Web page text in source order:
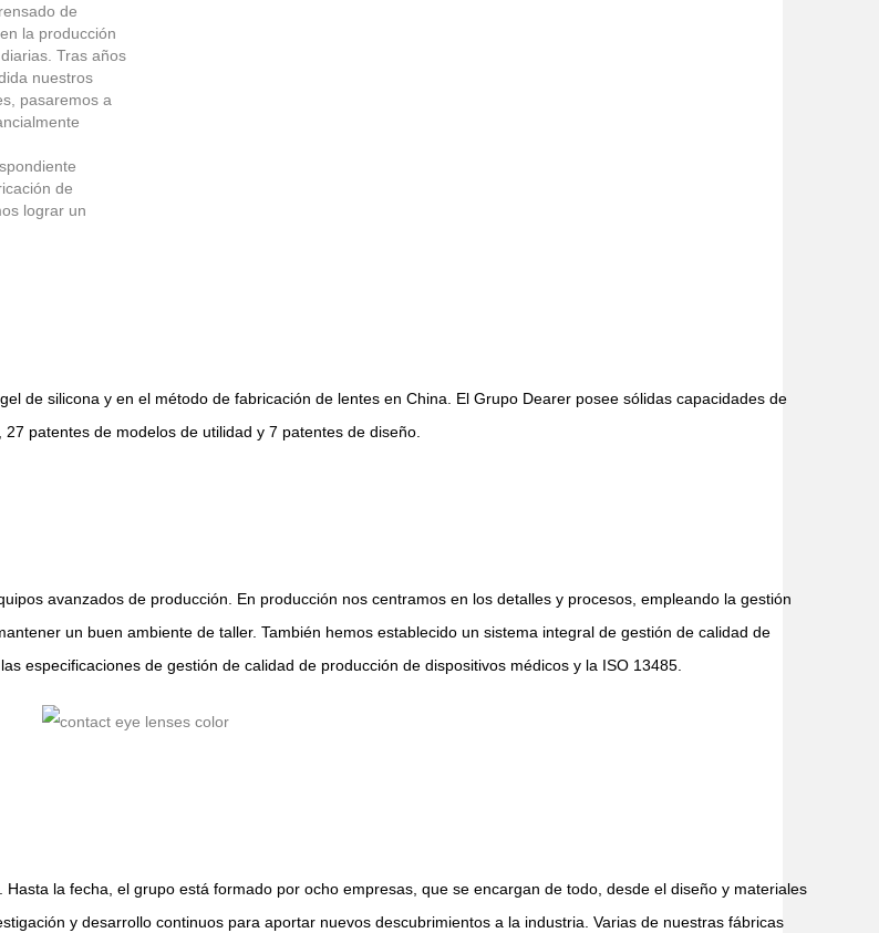
de
la producción
Tras años
nuestros
pasaremos a
de
lograr un
de silicona y en el método de fabricación de lentes en China. El Grupo Dearer posee sólidas capacidades de
patentes de modelos de utilidad y 7 patentes de diseño.
avanzados de producción. En producción nos centramos en los detalles y procesos, empleando la gestión
un buen ambiente de taller. También hemos establecido un sistema integral de gestión de calidad de
especificaciones de gestión de calidad de producción de dispositivos médicos y la ISO 13485.
la fecha, el grupo está formado por ocho empresas, que se encargan de todo, desde el diseño y materiales
y desarrollo continuos para aportar nuevos descubrimientos a la industria. Varias de nuestras fábricas